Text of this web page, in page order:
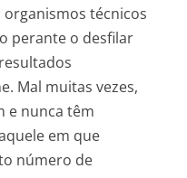
técnicos
perante o desfilar
Mal muitas vezes,
e nunca têm
em que
número de